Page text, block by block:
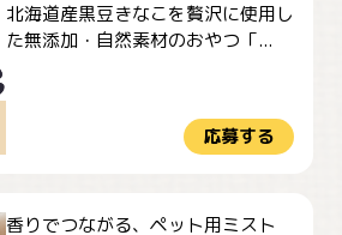
北海道産黒豆きなこを贅沢に使用し
た無添加・自然素材のおやつ「...
応募する
香りでつながる、ペット用ミスト